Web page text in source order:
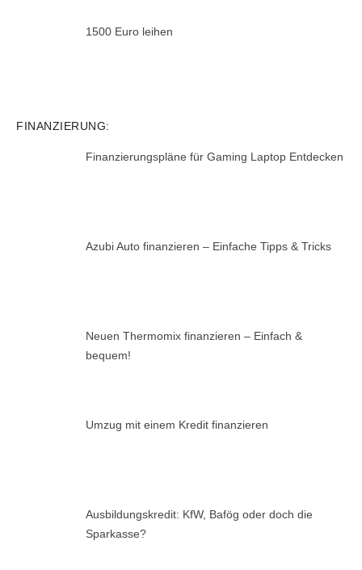
1500 Euro leihen
FINANZIERUNG:
Finanzierungspläne für Gaming Laptop Entdecken
Azubi Auto finanzieren – Einfache Tipps & Tricks
Neuen Thermomix finanzieren – Einfach &
bequem!
Umzug mit einem Kredit finanzieren
Ausbildungskredit: KfW, Bafög oder doch die
Sparkasse?